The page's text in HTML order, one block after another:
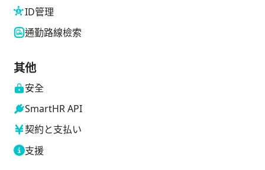
ID管理
通勤路線檢索
其他
安全
SmartHR API
契約と支払い
支援